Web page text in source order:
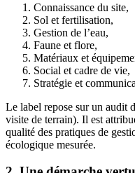
Connaissance du site,
Sol et fertilisation,
Gestion de l’eau,
Faune et flore,
Matériaux et
Social et cadre de vie,
Stratégie et
Le label repose sur un audit
visite de terrain). Il est
qualité des pratiques de
écologique mesurée.